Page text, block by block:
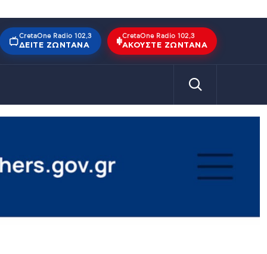
CretaOne Radio 102,3
ΔΕΊΤΕ ΖΩΝΤΑΝΆ
CretaOne Radio 102,3
ΑΚΟΎΣΤΕ ΖΩΝΤΑΝΆ